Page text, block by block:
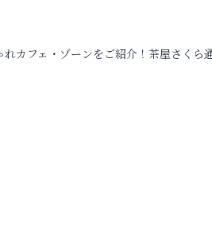
カフェ・ゾーンをご紹介！茶屋さくら